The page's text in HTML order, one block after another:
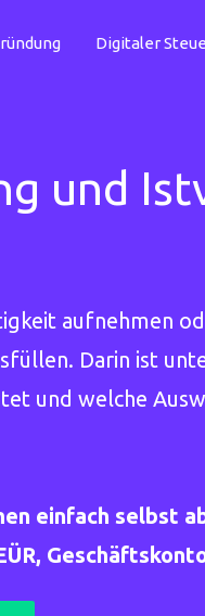
Digitaler
und
aufnehmen
Darin ist
und welche
einfach selbst